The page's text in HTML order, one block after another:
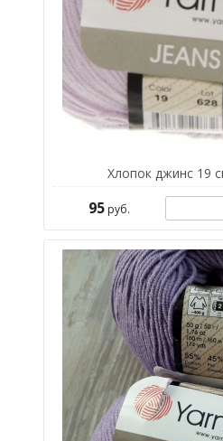
Хлопок джинс 19
95 руб.